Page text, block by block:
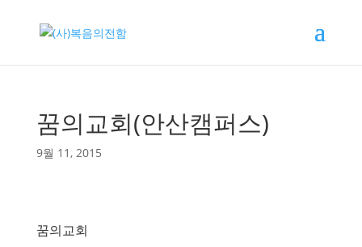
꿈의교회(안산캠퍼스)
9월 11, 2015
꿈의교회